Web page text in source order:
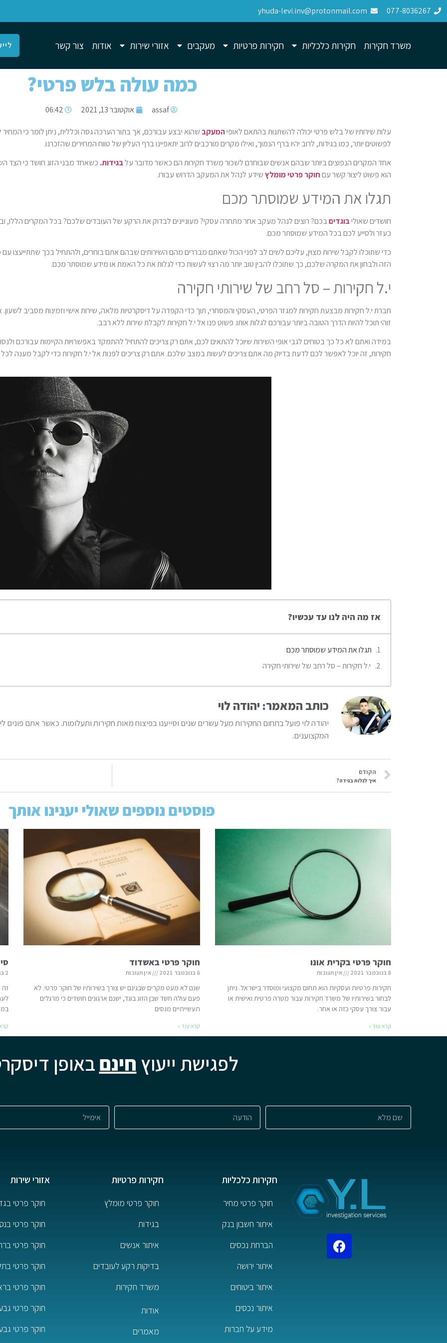
077-8036267
yhuda-levi.inv@protonmail.com
משרד חקירות חקירות כלכליות חקירות פרטיות מעקבים אזורי שירות אודות צור קשר
כמה עולה בלש פרטי?
assaf אוקטובר 13, 2021 06:42
עלות שירותיו של בלש פרטי יכולה להשתנות בהתאם לאופיהמעקב
לפשוטים יותר, כמו בגידות, לרוב יהיו ברף הנמוך, ואילו מקרים מורכבים לרוב יתאפיינו ברף העליון של טווח המחירים שהזכרנו.
אחד המקרים הנפוצים ביותר שבהם אנשים שבוחרם לשכור משרד חקירות הם כאשר מדובר עלבגידות. כשאחד מבני הזוג חושד כי הצד
הוא פשוט ליצור קשר עםחוקר פרטי מומלץשידע לנהל את המעקב הדרוש עבורו.
תגלו את המידע שמוסתר מכם
חושדים שאוליבוגדיםבכם? רוצים לנהל מעקב אחר מתחרה עסקי? מעוניינים לבדוק את הרקע של העובדים שלכם? בכל המקרים הללו,
כעזר ולסייע לכם בכל המידע שמוסתר מכם.
כדי שתוכלו לקבל שירות מצוין, עליכם לשים לב לפני הכול שאתם מבררים מהם השירותים שבהם אתם בוחרים, ולהתחיל בכך שתתייעצו
הזה ולבחון את המקרה שלכם, כך שתוכלו להבין טוב יותר מה רצוי לעשות כדי לגלות את כל האמת או מידע שמוסתר מכם.
י.ל חקירות – סל רחב של שירותי חקירה
חברת י.ל חקירות מבצעת חקירות למגזר הפרטי, העסקי והמסחרי, תוך כדי הקפדה על דיסקרטיות מלאה, שירות אישי וזמינות מסביב
זוהי תוכל להיות הדרך הטובה ביותר עבורכם לגלות אותו. פשוט פנו אל י.ל חקירות לקבלת שירות ללא רבב.
במידה ואתם לא כל כך בטוחים לגבי אופי השירות שיוכל להתאים לכם, אתם רק צריכים להתחיל להתמקד באפשרויות הקיימות עבורכם
חקירות, זה יוכל לאפשר לכם לדעת בדיוק מה אתם צריכים לעשות במצב שלכם. אתם רק צריכים לפנות אל י.ל חקירות כדי לקבל מענה
אז מה היה לנו עד עכשיו?
תגלו את המידע שמוסתר מכם
י.ל חקירות – סל רחב של שירותי חקירה
כותב המאמר: יהודה לוי
יהודה לוי פועל בתחום החקירות מעל עשרים שנים וסייענו בפיצוח מאות חקירות ותעלומות. כאשר אתם
המקצוענים.
הקודם
איך לגלות בגידה?
פוסטים נוספים שאולי יענינו אותך
חוקר פרטי בקרית אונו
8 בנובמבר 2021 אין תגובות
חקירות פרטיות ועסקיות הוא תחום מקצועי ומוסדר בישראל. ניתן
לבחור בשירותיו של משרד חקירות עבור מטרה פרטית ואישית או
עבור צורך עסקי כזה או אחר.
קרא עוד »
חוקר פרטי באשדוד
8 בנובמבר 2021 אין תגובות
שנם לא מעט מקרים שבגינם יש צורך בשירותיו של חוקר פרטי. לא
פעם עולה חשד שבן הזוג בוגד, ישנם ארגונים חושדים כי מרגלים
תעשייתיים מנסים
קרא עוד »
2 בנובמבר 2021
זה
לפגישת ייעוץ חינםבאופן
חקירות כלכליות
חוקר פרטי מחיר
איתור חשבון בנק
הברחת נכסים
איתור ירושה
איתור ביטוחים
איתור נכסים
מידע על חברות
חקירות פרטיות
חוקר פרטי מומלץ
בגידות
איתור אנשים
בדיקות רקע לעובדים
משרד חקירות
אודות
מאמרים
אזורי שירות
חוקר פרטי
חוקר פרטי
חוקר פרטי
חוקר פרטי
חוקר פרטי
חוקר פרטי
חוקר פרטי